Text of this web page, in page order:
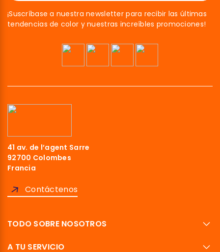
¡Suscríbase a nuestra newsletter para recibir las últimas
tendencias de color y nuestras increíbles promociones!
41 av. de l’agent Sarre
92700 Colombes
Francia
Contáctenos
TODO SOBRE NOSOTROS
A TU SERVICIO